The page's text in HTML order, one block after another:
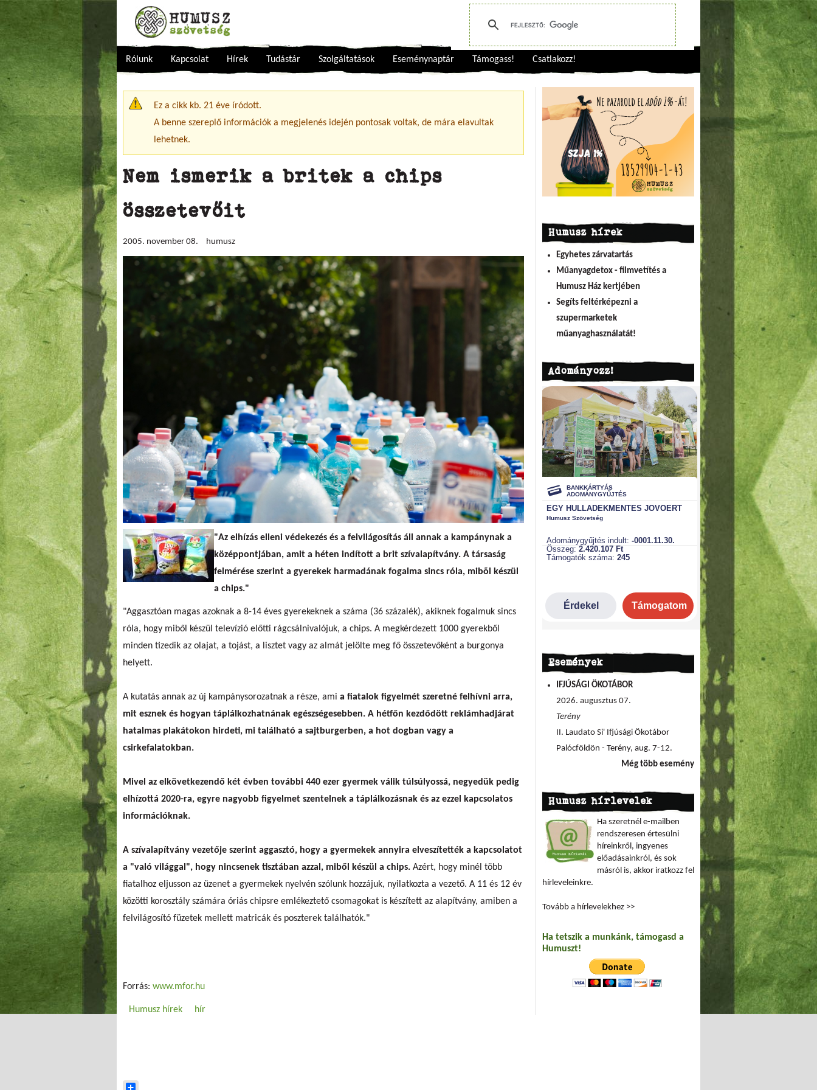
Rólunk Kapcsolat Hírek Tudástár Szolgáltatások Eseménynaptár Támogass! Csatlakozz!
Figyelmeztető üzenet
Ez a cikk kb. 21 éve íródott.
A benne szereplő információk a megjelenés idején pontosak voltak, de mára elavultak
lehetnek.
Nem ismerik a britek a chips
összetevőit
2005. november 08. humusz
"Az elhízás elleni védekezés és a felvilágosítás áll annak a kampánynak a
középpontjában, amit a héten indított a brit szívalapítvány. A társaság
felmérése szerint a gyerekek harmadának fogalma sincs róla, mibõl készül
a chips."
"Aggasztóan magas azoknak a 8-14 éves gyerekeknek a száma (36 százalék), akiknek fogalmuk sincs
róla, hogy miből készül televízió előtti rágcsálnivalójuk, a chips. A megkérdezett 1000 gyerekből
minden tizedik az olajat, a tojást, a lisztet vagy az almát jelölte meg fő összetevőként a burgonya
helyett.
A kutatás annak az új kampánysorozatnak a része, ami a fiatalok figyelmét szeretné felhívni arra,
mit esznek és hogyan táplálkozhatnának egészségesebben. A hétfőn kezdődött reklámhadjárat
hatalmas plakátokon hirdeti, mi található a sajtburgerben, a hot dogban vagy a
csirkefalatokban.
Mivel az elkövetkezendő két évben további 440 ezer gyermek válik túlsúlyossá, negyedük pedig
elhízottá 2020-ra, egyre nagyobb figyelmet szentelnek a táplálkozásnak és az ezzel kapcsolatos
információknak.
A szívalapítvány vezetője szerint aggasztó, hogy a gyermekek annyira elveszítették a kapcsolatot
a "való világgal", hogy nincsenek tisztában azzal, miből készül a chips. Azért, hogy minél több
fiatalhoz eljusson az üzenet a gyermekek nyelvén szólunk hozzájuk, nyilatkozta a vezető. A 11 és 12 év
közötti korosztály számára óriás chipsre emlékeztető csomagokat is készített az alapítvány, amiben a
felvilágosító füzetek mellett matricák és poszterek találhatók."
Forrás: www.mfor.hu
Humusz hírek hír
Humusz hírek
Egyhetes zárvatartás
Műanyagdetox - filmvetítés a
Humusz Ház kertjében
Segíts feltérképezni a
szupermarketek
műanyaghasználatát!
Adományozz!
Események
IFJÚSÁGI ÖKOTÁBOR
2026. augusztus 07.
Terény
II. Laudato Si' Ifjúsági Ökotábor
Palócföldön - Terény, aug. 7-12.
Még több esemény
Humusz hírlevelek
Ha szeretnél e-mailben
rendszeresen értesülni
híreinkről, ingyenes
előadásainkról, és sok
másról is, akkor iratkozz fel
hírleveleinkre.
Tovább a hírlevelekhez >>
Ha tetszik a munkánk, támogasd a
Humuszt!